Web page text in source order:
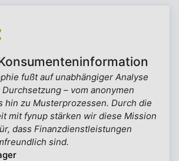
fußt auf unabhängiger Analyse
– vom anonymen
hin zu Musterprozessen. Durch die
mit fynup stärken wir diese Mission
dass Finanzdienstleistungen
sind.